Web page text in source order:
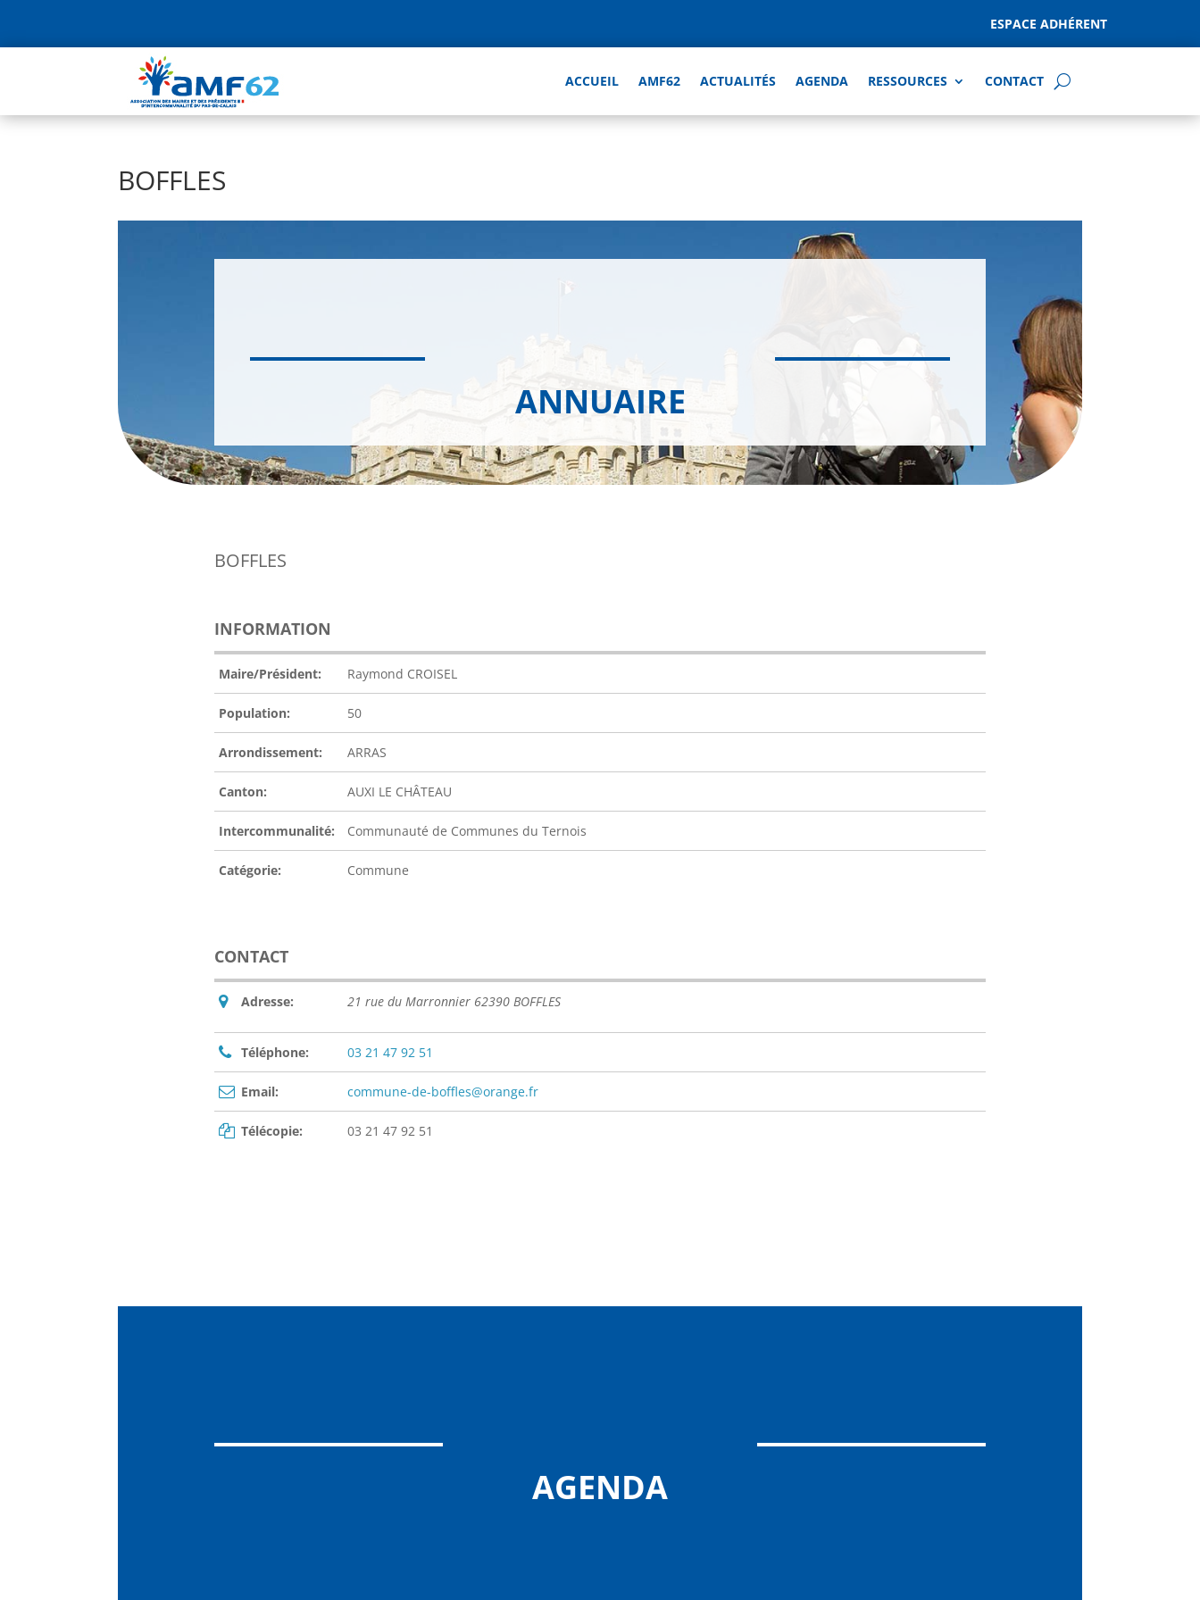
ESPACE ADHÉRENT
ACCUEIL AMF62 ACTUALITÉS AGENDA RESSOURCES CONTACT
BOFFLES
ANNUAIRE
BOFFLES
INFORMATION
Maire/Président: Raymond CROISEL
Population: 50
Arrondissement: ARRAS
Canton: AUXI LE CHÂTEAU
Intercommunalité: Communauté de Communes du Ternois
Catégorie: Commune
CONTACT
Adresse: 21 rue du Marronnier 62390 BOFFLES
Téléphone: 03 21 47 92 51
Email: commune-de-boffles@orange.fr
Télécopie: 03 21 47 92 51
AGENDA